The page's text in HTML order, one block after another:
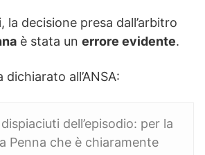
la decisione presa dall’arbitro
è stata un errore evidente.
all’ANSA:
dell’episodio: per la
Penna che è chiaramente